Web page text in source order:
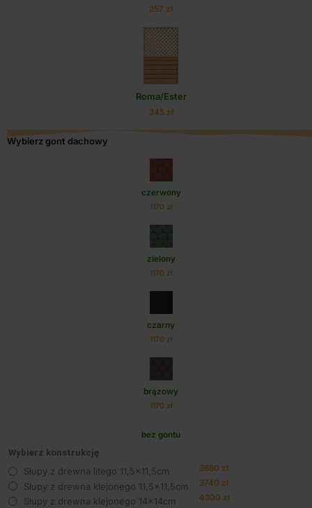
257 zł
Roma/Ester
345 zł
Wybierz gont dachowy
czerwony
1170 zł
zielony
1170 zł
czarny
1170 zł
brązowy
1170 zł
bez gontu
Wybierz konstrukcję
Słupy z drewna litego 11,5x11,5cm
Słupy z drewna klejonego 11,5x11,5cm
Słupy z drewna klejonego 14x14cm
3680 zł
3740 zł
4300 zł